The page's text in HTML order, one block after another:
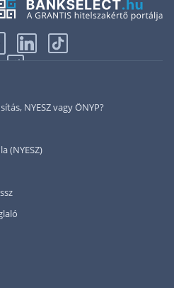
NYESZ vagy ÖNYP?
(NYESZ)